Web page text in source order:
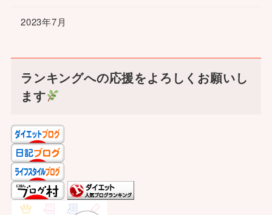
2023年7月
ランキングへの応援をよろしくお願いし
ます